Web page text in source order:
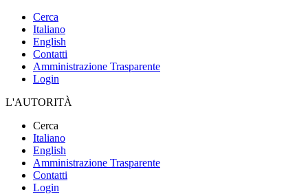
Cerca
Italiano
English
Contatti
Amministrazione Trasparente
Login
L'AUTORITÀ
Cerca
Italiano
English
Amministrazione Trasparente
Contatti
Login